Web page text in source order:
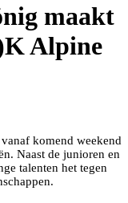
maakt
Alpine
komend weekend
Naast de junioren en
talenten het tegen